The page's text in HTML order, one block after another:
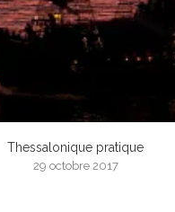
Thessalonique pratique
29 octobre 2017